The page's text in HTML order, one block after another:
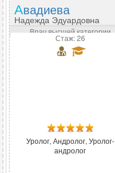
Авадиева
Надежда Эдуардовна
Врач высшей категории
Стаж: 26
Уролог, Андролог, Уролог-
андролог